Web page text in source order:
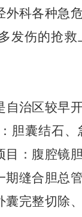
科各种急
发伤的抢
自治区较早
胆囊结石
：腹腔镜
缝合胆总
完整切除